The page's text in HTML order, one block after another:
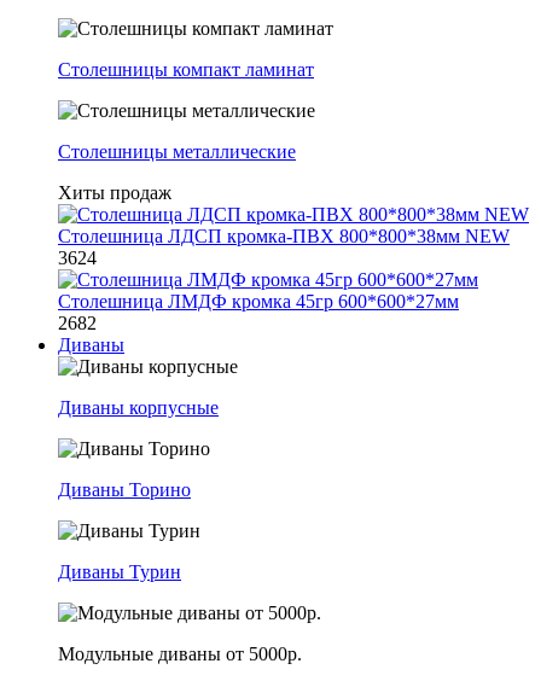
Столешницы компакт ламинат
Столешницы металлические
Хиты продаж
Столешница ЛДСП кромка-ПВХ 800*800*38мм NEW
3624
Столешница ЛМДФ кромка 45гр 600*600*27мм
2682
Диваны
Диваны корпусные
Диваны Торино
Диваны Турин
Модульные диваны от 5000р.